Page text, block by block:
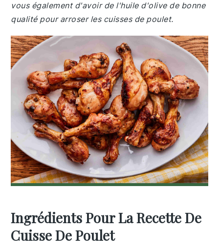
vous également d'avoir de l'huile d'olive de bonne
qualité pour arroser les cuisses de poulet.
Ingrédients Pour La Recette De
Cuisse De Poulet